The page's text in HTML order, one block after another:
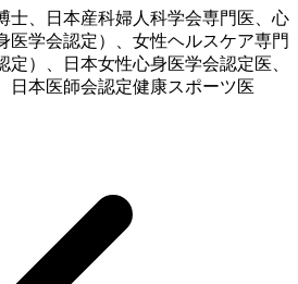
士、日本産科婦人科学会専門医、心
医学会認定）、女性ヘルスケア専門
定）、日本女性心身医学会認定医、
日本医師会認定健康スポーツ医